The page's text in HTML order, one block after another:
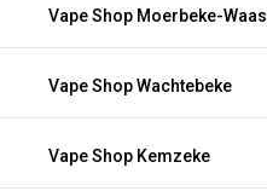
Vape Shop Moerbeke-Waas
Vape Shop Wachtebeke
Vape Shop Kemzeke